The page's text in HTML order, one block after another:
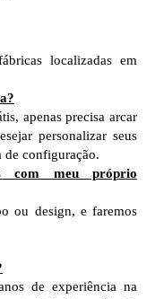
localizadas em
apenas precisa arcar
personalizar seus
de configuração.
com meu próprio
ou design, e faremos
de experiência na